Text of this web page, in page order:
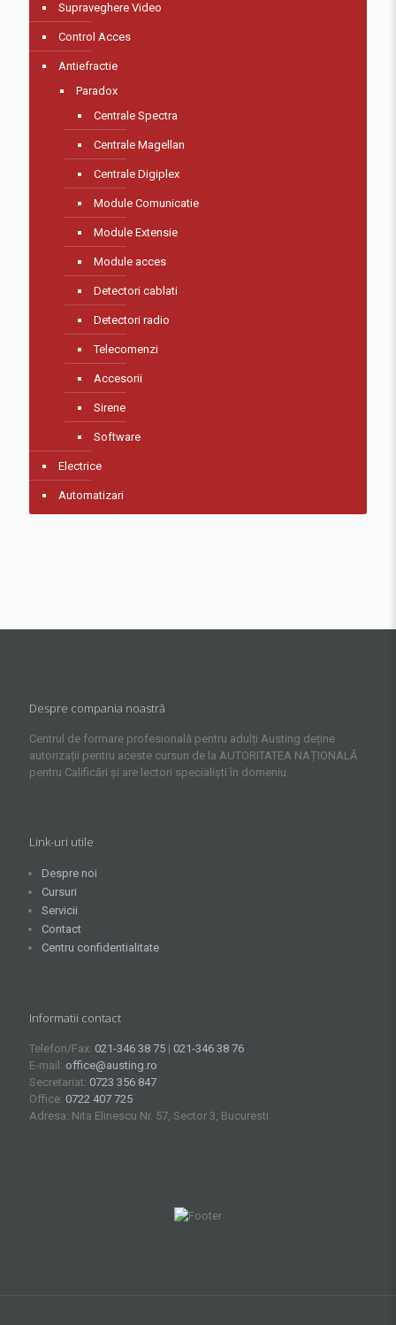
Supraveghere Video
Control Acces
Antiefractie
Paradox
Centrale Spectra
Centrale Magellan
Centrale Digiplex
Module Comunicatie
Module Extensie
Module acces
Detectori cablati
Detectori radio
Telecomenzi
Accesorii
Sirene
Software
Electrice
Automatizari
Despre compania noastră
Centrul de formare profesională pentru adulți Austing deține
autorizații pentru aceste cursuri de la AUTORITATEA NAȚIONALĂ
pentru Calificări și are lectori specialiști în domeniu.
Link-uri utile
Despre noi
Cursuri
Servicii
Contact
Centru confidentialitate
Informatii contact
Telefon/Fax: 021-346 38 75 | 021-346 38 76
E-mail: office@austing.ro
Secretariat: 0723 356 847
Office: 0722 407 725
Adresa: Nita Elinescu Nr. 57, Sector 3, Bucuresti